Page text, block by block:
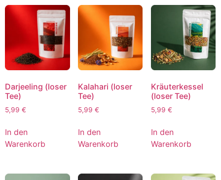
Darjeeling (loser
Tee)
5,99 €
In den
Warenkorb
Kalahari (loser
Tee)
5,99 €
In den
Warenkorb
Kräuterkessel
(loser Tee)
5,99 €
In den
Warenkorb